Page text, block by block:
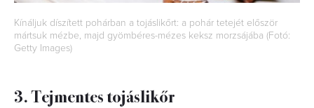
Kínáljuk díszített pohárban a tojáslikőrt: a pohár tetejét először
mártsuk mézbe, majd gyömbéres-mézes keksz morzsájába (Fotó:
Getty Images)
3. Tejmentes tojáslikőr